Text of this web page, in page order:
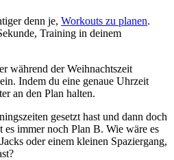
denn je, Workouts zu planen.
Training in deinem
während der Weihnachtszeit
Indem du eine genaue Uhrzeit
an den Plan halten.
gesetzt hast und dann doch
immer noch Plan B. Wie wäre es
oder einem kleinen Spaziergang,